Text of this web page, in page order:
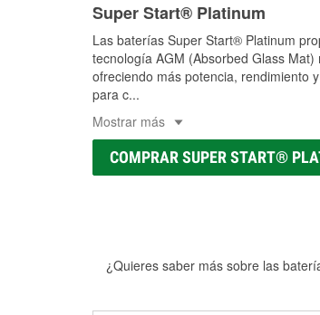
Super Start® Platinum
Las baterías Super Start® Platinum
tecnología AGM (Absorbed Glass Mat)
ofreciendo más potencia, rendimiento
para c...
Mostrar más
COMPRAR SUPER START®
¿Quieres saber más sobre las